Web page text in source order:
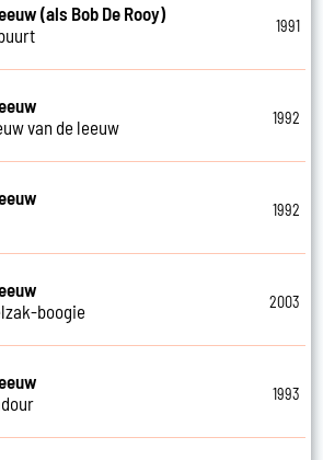
(als Bob De Rooy)
1991
van de leeuw
1992
1992
boogie
2003
1993